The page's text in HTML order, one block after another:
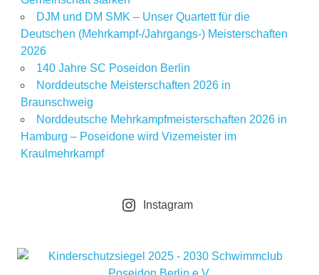
DJM und DM SMK – Unser Quartett für die
Deutschen (Mehrkampf-/Jahrgangs-) Meisterschaften
2026
140 Jahre SC Poseidon Berlin
Norddeutsche Meisterschaften 2026 in
Braunschweig
Norddeutsche Mehrkampfmeisterschaften 2026 in
Hamburg – Poseidone wird Vizemeister im
Kraulmehrkampf
Instagram